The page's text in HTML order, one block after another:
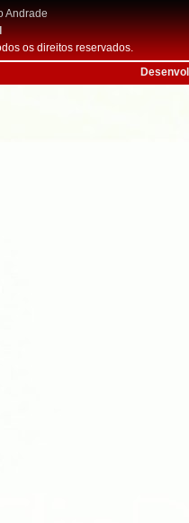
Andrade
os direitos reservados.